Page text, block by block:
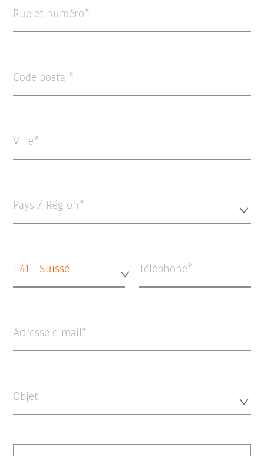
Rue et numéro
Code postal
Ville
Pays / Région*
+41 - Suisse Téléphone
Adresse e-mail
Objet